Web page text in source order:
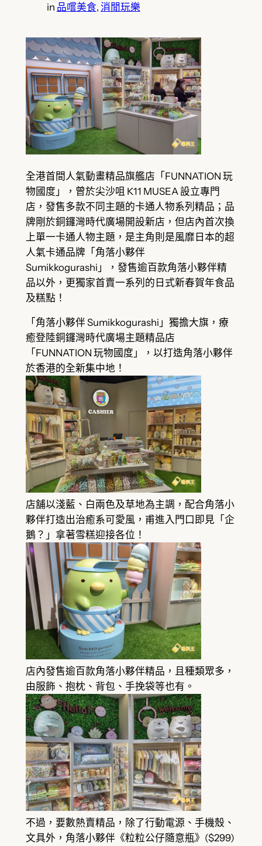
in 品嚐美食, 消閒玩樂
全港首間人氣動畫精品旗艦店「FUNNATION 玩
物國度」，曾於尖沙咀 K11 MUSEA 設立專門
店，發售多款不同主題的卡通人物系列精品；品
牌剛於銅鑼灣時代廣場開設新店，但店內首次換
上單一卡通人物主題，是主角則是風靡日本的超
人氣卡通品牌「角落小夥伴
Sumikkogurashi」，發售逾百款角落小夥伴精
品以外，更獨家首賣一系列的日式新春賀年食品
及糕點！
「角落小夥伴 Sumikkogurashi」獨擔大旗，療
癒登陸銅鑼灣時代廣場主題精品店
「FUNNATION 玩物國度」，以打造角落小夥伴
於香港的全新集中地！
店舖以淺藍、白兩色及草地為主調，配合角落小
夥伴打造出治癒系可愛風，甫進入門口即見「企
鵝？」拿著雪糕迎接各位！
店內發售逾百款角落小夥伴精品，且種類眾多，
由服飾、抱枕、背包、手挽袋等也有。
不過，要數熱賣精品，除了行動電源、手機殼、
文具外，角落小夥伴《粒粒公仔隨意瓶》($299)